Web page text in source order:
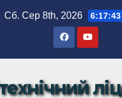
Сб. Сер 8th, 2026 6:17:44